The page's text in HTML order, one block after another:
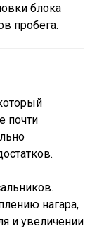
блока
пробега.
почти
нагара,
и увеличении